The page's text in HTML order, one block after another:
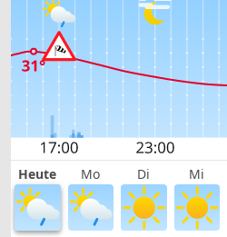
Heute Mo Di Mi